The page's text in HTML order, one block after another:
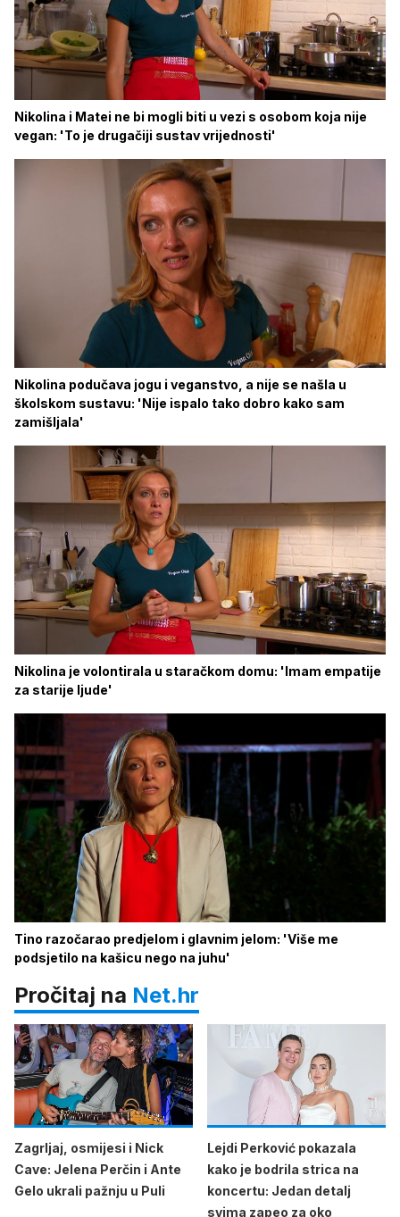
Nikolina i Matei ne bi mogli biti u vezi s osobom koja nije
vegan: 'To je drugačiji sustav vrijednosti'
Nikolina podučava jogu i veganstvo, a nije se našla u
školskom sustavu: 'Nije ispalo tako dobro kako sam
zamišljala'
Nikolina je volontirala u staračkom domu: 'Imam empatije
za starije ljude'
Tino razočarao predjelom i glavnim jelom: 'Više me
podsjetilo na kašicu nego na juhu'
Pročitaj na Net.hr
Zagrljaj, osmijesi i Nick
Cave: Jelena Perčin i Ante
Gelo ukrali pažnju u Puli
Lejdi Perković pokazala
kako je bodrila strica na
koncertu: Jedan detalj
svima zapeo za oko